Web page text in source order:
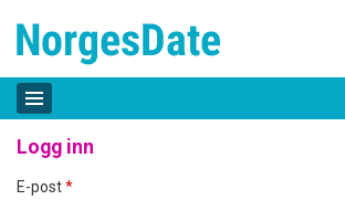
Logg inn
E-post*